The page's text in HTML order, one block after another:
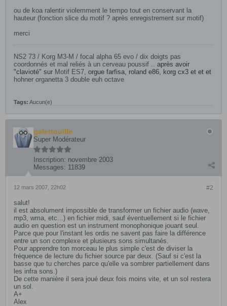
ou de koa ralentir violemment le tempo tout en conservant la
hauteur (fonction slice du motif ? après enregistrement sur motif)
merci
NS2 73 / Korg M3-M / focal alpha 65 evo / dix doigts pas
coordonnés et mal reliés à un cerveau poussif .. après avoir
"clavioté" sur ​ Motif ES7, orgue farfisa, roland e86, korg cx3 et et et
hohner organetta 3 double euh octave
Tags: Aucun(e)
galettouille
Super Modérateur
Inscription: novembre 2003
Messages: 11839
#2
12 mars 2007, 22h02
salut!
il est absolument impossible de transformer un fichier audio (wave,
mp3, wma, etc...) en fichier midi, sauf éventuellement si le fichier
audio en question est un instrument monophonique jouant seul.
Parce que pour l'instant les ordis ne savent pas faire la différence
entre un son complexe et plusieurs sons simultanés.
Pour apprendre ton morceau le plus simple c'est de diviser la
fréquence de lecture du fichier source par deux. (Sauf si c'est la
basse que tu cherches parce qu'elle va sombrer partiellement dans
les infra sons.)
De cette manière il sera joué deux fois moins vite, et un sol restera
un sol.
A+
Alex